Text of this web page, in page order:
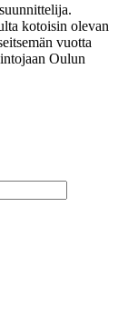
kotoisin olevan
vuotta
Oulun